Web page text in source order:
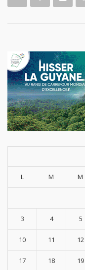
L M M
3 4 5
10 11 12
17 18 19